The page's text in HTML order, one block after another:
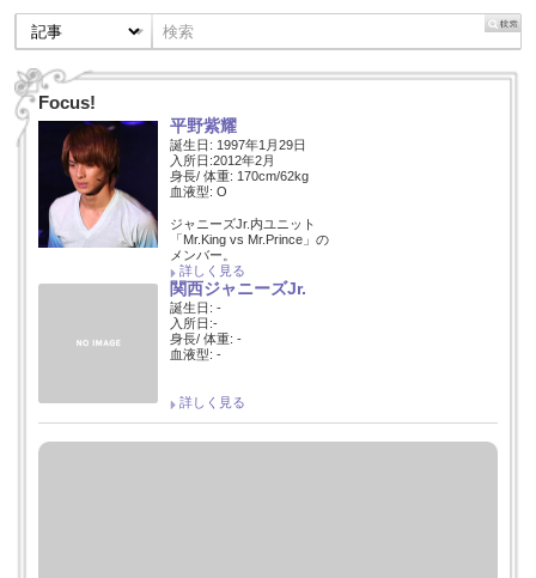
Focus!
平野紫耀
誕生日: 1997年1月29日
入所日:2012年2月
身長/ 体重: 170cm/62kg
血液型: O
ジャニーズJr.内ユニット
「Mr.King vs Mr.Prince」の
メンバー。
詳しく見る
関西ジャニーズJr.
誕生日: -
入所日:-
身長/ 体重: -
血液型: -
詳しく見る